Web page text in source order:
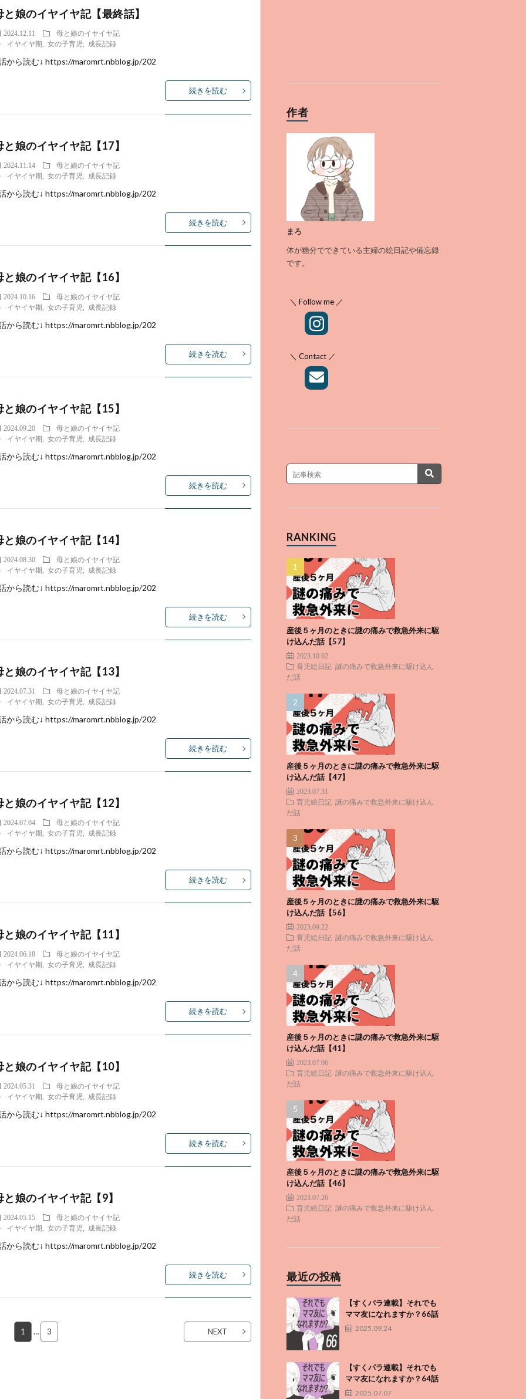
と娘のイヤイヤ記【最終話】
2024.12.11
母と娘のイヤイヤ記
イヤイヤ期
女の子育児 成長記録
から読む↓ https://maromrt.nbblog.jp/202
続きを読む
と娘のイヤイヤ記【17】
2024.11.14
母と娘のイヤイヤ記
イヤイヤ期
女の子育児 成長記録
から読む↓ https://maromrt.nbblog.jp/202
続きを読む
と娘のイヤイヤ記【16】
2024.10.16
母と娘のイヤイヤ記
イヤイヤ期
女の子育児 成長記録
から読む↓ https://maromrt.nbblog.jp/202
続きを読む
と娘のイヤイヤ記【15】
2024.09.20
母と娘のイヤイヤ記
イヤイヤ期
女の子育児 成長記録
から読む↓ https://maromrt.nbblog.jp/202
続きを読む
と娘のイヤイヤ記【14】
2024.08.30
母と娘のイヤイヤ記
イヤイヤ期
女の子育児 成長記録
から読む↓ https://maromrt.nbblog.jp/202
続きを読む
と娘のイヤイヤ記【13】
2024.07.31
母と娘のイヤイヤ記
イヤイヤ期
女の子育児 成長記録
から読む↓ https://maromrt.nbblog.jp/202
続きを読む
と娘のイヤイヤ記【12】
2024.07.04
母と娘のイヤイヤ記
イヤイヤ期
女の子育児 成長記録
から読む↓ https://maromrt.nbblog.jp/202
続きを読む
と娘のイヤイヤ記【11】
2024.06.18
母と娘のイヤイヤ記
イヤイヤ期
女の子育児 成長記録
から読む↓ https://maromrt.nbblog.jp/202
続きを読む
と娘のイヤイヤ記【10】
2024.05.31
母と娘のイヤイヤ記
イヤイヤ期
女の子育児 成長記録
から読む↓ https://maromrt.nbblog.jp/202
続きを読む
と娘のイヤイヤ記【9】
2024.05.15
母と娘のイヤイヤ記
イヤイヤ期
女の子育児 成長記録
から読む↓ https://maromrt.nbblog.jp/202
続きを読む
1 … 3 NEXT
作者
まろ
体が糖分でできている主婦の絵日記や備忘録
です。
＼ Follow me ／
＼ Contact ／
RANKING
産後５ヶ月のときに謎の痛みで救急外来に駆
け込んだ話【57】
2023.10.02
育児絵日記 謎の痛みで救急外来に駆け込ん
だ話
産後５ヶ月のときに謎の痛みで救急外来に駆
け込んだ話【47】
2023.07.31
育児絵日記 謎の痛みで救急外来に駆け込ん
だ話
産後５ヶ月のときに謎の痛みで救急外来に駆
け込んだ話【56】
2023.09.22
育児絵日記 謎の痛みで救急外来に駆け込ん
だ話
産後５ヶ月のときに謎の痛みで救急外来に駆
け込んだ話【41】
2023.07.06
育児絵日記 謎の痛みで救急外来に駆け込ん
だ話
産後５ヶ月のときに謎の痛みで救急外来に駆
け込んだ話【46】
2023.07.26
育児絵日記 謎の痛みで救急外来に駆け込ん
だ話
最近の投稿
【すくパラ連載】それでも
ママ友になれますか？66話
2025.09.24
【すくパラ連載】それでも
ママ友になれますか？64話
2025.07.07